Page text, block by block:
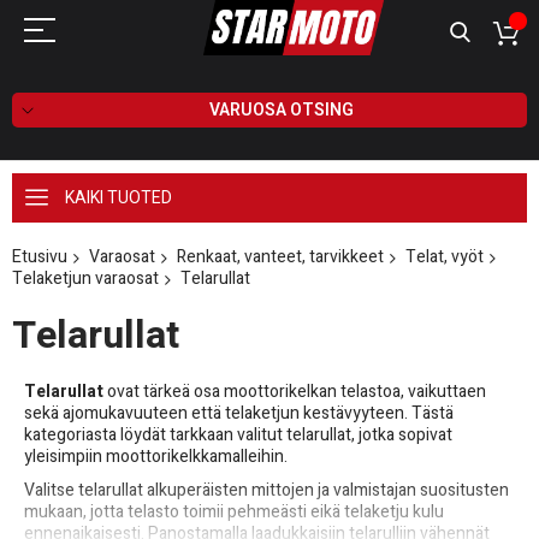
VARUOSA OTSING
KAIKI TUOTED
Etusivu Varaosat Renkaat, vanteet, tarvikkeet
Telat, vyöt
Telaketjun varaosat
Telarullat
Telarullat
Telarullatovat tärkeä osa moottorikelkan telastoa, vaikuttaen
sekä ajomukavuuteen että telaketjun kestävyyteen. Tästä
kategoriasta löydät tarkkaan valitut telarullat, jotka sopivat
yleisimpiin moottorikelkkamalleihin.
Valitse telarullat alkuperäisten mittojen ja valmistajan suositusten
mukaan, jotta telasto toimii pehmeästi eikä telaketju kulu
ennenaikaisesti. Panostamalla laadukkaisiin telarulliin vähennät